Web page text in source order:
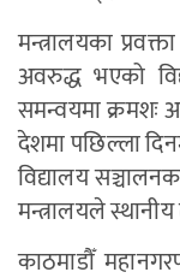
मन्त्रालयका
अवरुद्ध भएको
समन्वयमा क्रमशः
देशमा पछिल्ला
विद्यालय
मन्त्रालयले
काठमाडौँ